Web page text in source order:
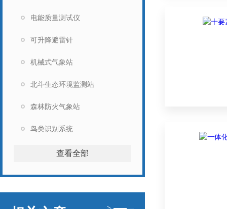
电能质量测试仪
可升降避雷针
机械式气象站
北斗生态环境监测站
森林防火气象站
鸟类识别系统
查看全部